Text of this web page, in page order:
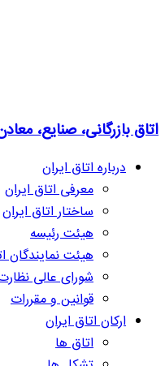
اتاق بازرگانی، صنایع،
درباره اتاق ایران
معرفی اتاق ایران
ساختار اتاق ایران
هیئت رئیسه
هیئت نمایندگان
شورای عالی
قوانین و مقررات
ارکان اتاق ایران
اتاق ها